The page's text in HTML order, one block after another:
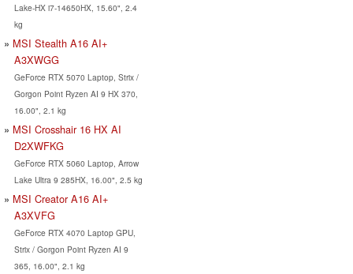
Lake-HX i7-14650HX, 15.60", 2.4
kg
MSI Stealth A16 AI+
A3XWGG
GeForce RTX 5070 Laptop, Strix /
Gorgon Point Ryzen AI 9 HX 370,
16.00", 2.1 kg
MSI Crosshair 16 HX AI
D2XWFKG
GeForce RTX 5060 Laptop, Arrow
Lake Ultra 9 285HX, 16.00", 2.5 kg
MSI Creator A16 AI+
A3XVFG
GeForce RTX 4070 Laptop GPU,
Strix / Gorgon Point Ryzen AI 9
365, 16.00", 2.1 kg